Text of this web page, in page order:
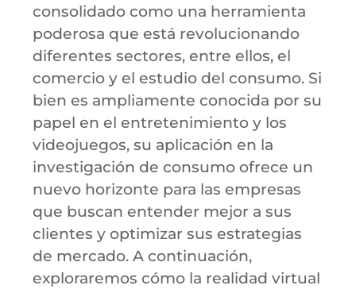
consolidado como una herramienta
poderosa que está revolucionando
diferentes sectores, entre ellos, el
comercio y el estudio del consumo. Si
bien es ampliamente conocida por su
papel en el entretenimiento y los
videojuegos, su aplicación en la
investigación de consumo ofrece un
nuevo horizonte para las empresas
que buscan entender mejor a sus
clientes y optimizar sus estrategias
de mercado. A continuación,
exploraremos cómo la realidad virtual